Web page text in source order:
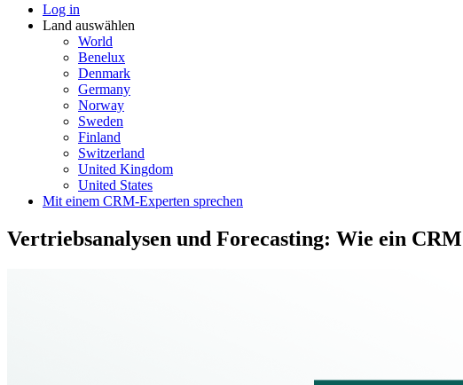
Log in
Land auswählen
World
Benelux
Denmark
Germany
Norway
Sweden
Finland
Switzerland
United Kingdom
United States
Mit einem CRM-Experten sprechen
Vertriebsanalysen und Forecasting: Wie ein